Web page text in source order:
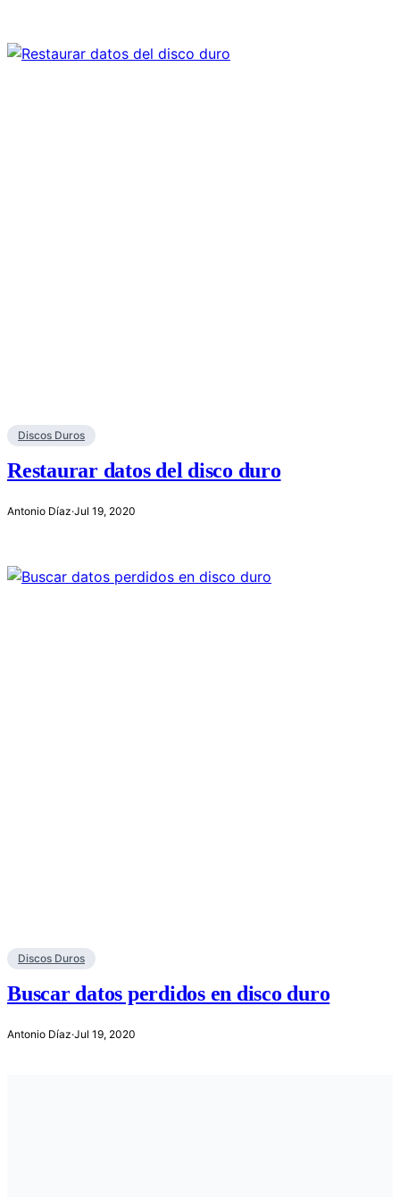
Discos Duros
Restaurar datos del disco duro
Antonio Díaz·Jul 19, 2020
Discos Duros
Buscar datos perdidos en disco duro
Antonio Díaz·Jul 19, 2020